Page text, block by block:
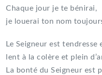
Chaque jour je te bénirai,
je louerai ton nom
Le Seigneur est tendresse
lent à la colère et plein
La bonté du Seigneur est